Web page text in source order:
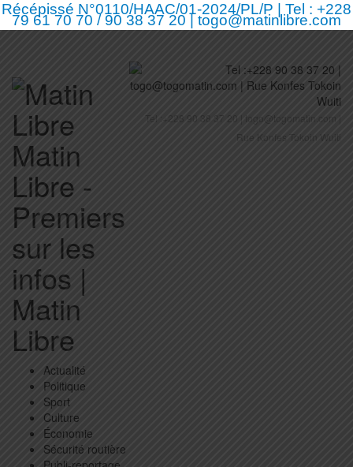
Récépissé N°0110/HAAC/01-2024/PL/P | Tel : +228
79 61 70 70 / 90 38 37 20 | togo@matinlibre.com
Matin
Libre -
Premiers
sur les
infos |
Matin
Libre
Tel :+228 90 38 37 20 | togo@togomatin.com |
Rue Konfes Tokoin Wuiti
Actualité
Politique
Sport
Culture
Économie
Sécurité routière